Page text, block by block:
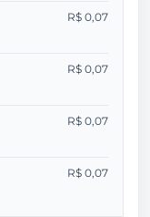
R$ 0,07
R$ 0,07
R$ 0,07
R$ 0,07